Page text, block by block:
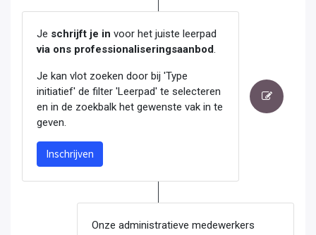
Je schrijft je in voor het juiste leerpad
via ons professionaliseringsaanbod
Je kan vlot zoeken door bij 'Type
initiatief' de filter 'Leerpad' te selecteren
en in de zoekbalk het gewenste vak in te
geven.
Inschrijven
Onze administratieve medewerkers